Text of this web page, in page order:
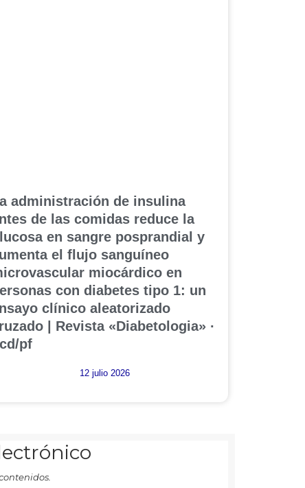
administración de insulina
de las comidas reduce la
en sangre posprandial y
el flujo sanguíneo
miocárdico en
con diabetes tipo 1: un
clínico aleatorizado
| Revista «Diabetologia» ·
pf
12 julio 2026